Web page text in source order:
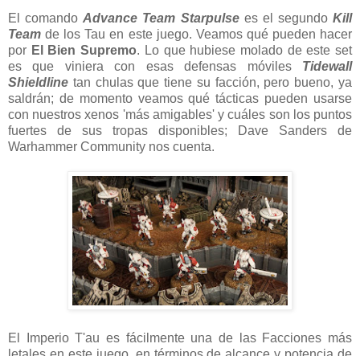
El comandoAdvance Team Starpulsees el segundo Kill
Team de los Tau en este juego. Veamos qué pueden hacer
por El Bien Supremo. Lo que hubiese molado de este set
es que viniera con esas defensas móviles Tidewall
Shieldline tan chulas que tiene su facción, pero bueno, ya
saldrán; de momento veamos qué tácticas pueden usarse
con nuestros xenos 'más amigables' y cuáles son los puntos
fuertes de sus tropas disponibles; Dave Sanders de
Warhammer Community nos cuenta.
El Imperio T'au es fácilmente una de las Facciones más